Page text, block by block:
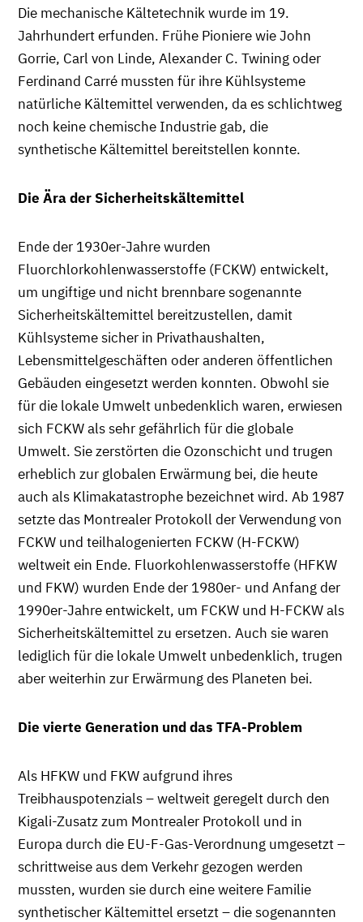
Die mechanische Kältetechnik wurde im 19.
Jahrhundert erfunden. Frühe Pioniere wie John
Gorrie, Carl von Linde, Alexander C. Twining oder
Ferdinand Carré mussten für ihre Kühlsysteme
natürliche Kältemittel verwenden, da es schlichtweg
noch keine chemische Industrie gab, die
synthetische Kältemittel bereitstellen konnte.
Die Ära der Sicherheitskältemittel
Ende der 1930er-Jahre wurden
Fluorchlorkohlenwasserstoffe (FCKW) entwickelt,
um ungiftige und nicht brennbare sogenannte
Sicherheitskältemittel bereitzustellen, damit
Kühlsysteme sicher in Privathaushalten,
Lebensmittelgeschäften oder anderen öffentlichen
Gebäuden eingesetzt werden konnten. Obwohl sie
für die lokale Umwelt unbedenklich waren, erwiesen
sich FCKW als sehr gefährlich für die globale
Umwelt. Sie zerstörten die Ozonschicht und trugen
erheblich zur globalen Erwärmung bei, die heute
auch als Klimakatastrophe bezeichnet wird. Ab 1987
setzte das Montrealer Protokoll der Verwendung von
FCKW und teilhalogenierten FCKW (H-FCKW)
weltweit ein Ende. Fluorkohlenwasserstoffe (HFKW
und FKW) wurden Ende der 1980er- und Anfang der
1990er-Jahre entwickelt, um FCKW und H-FCKW als
Sicherheitskältemittel zu ersetzen. Auch sie waren
lediglich für die lokale Umwelt unbedenklich, trugen
aber weiterhin zur Erwärmung des Planeten bei.
Die vierte Generation und das TFA-Problem
Als HFKW und FKW aufgrund ihres
Treibhauspotenzials – weltweit geregelt durch den
Kigali-Zusatz zum Montrealer Protokoll und in
Europa durch die EU-F-Gas-Verordnung umgesetzt –
schrittweise aus dem Verkehr gezogen werden
mussten, wurden sie durch eine weitere Familie
synthetischer Kältemittel ersetzt – die sogenannten